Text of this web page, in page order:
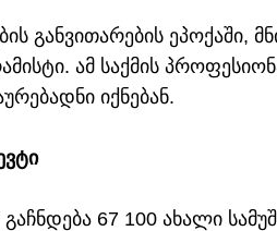
განვითარების ეპოქაში,
ამ საქმის
იქნებან.
67 100 ახალი